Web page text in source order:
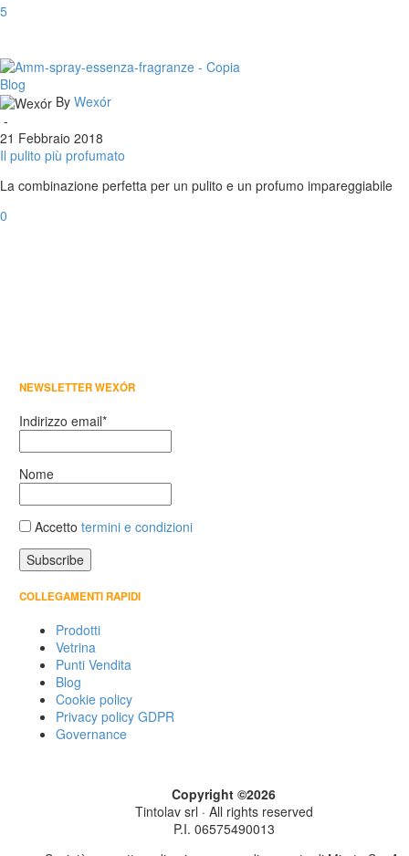
5
Il
pulito
profumato
Blog
By Wexór
-
21 Febbraio 2018
Il pulito più profumato
La combinazione perfetta per un pulito e un profumo impareggiabile
0
NEWSLETTER WEXÓR
Indirizzo email*
Nome
Accetto termini e condizioni
COLLEGAMENTI RAPIDI
Prodotti
Vetrina
Punti Vendita
Blog
Cookie policy
Privacy policy GDPR
Governance
Copyright ©2026
Tintolav srl · All rights reserved
P.I. 06575490013